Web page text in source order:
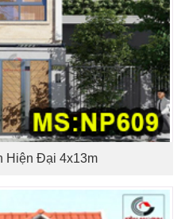
Hiện Đại 4x13m